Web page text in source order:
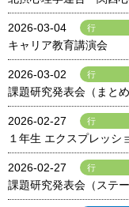
2026-03-04 行
キャリア教育講演会
2026-03-02 行
課題研究発表会（まとめ
2026-02-27 行
１年生 エクスプレッシ
2026-02-27 行
課題研究発表会（ステー